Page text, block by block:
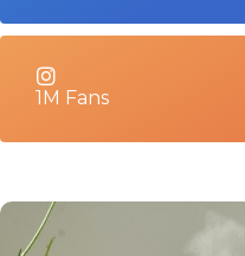
1M Fans